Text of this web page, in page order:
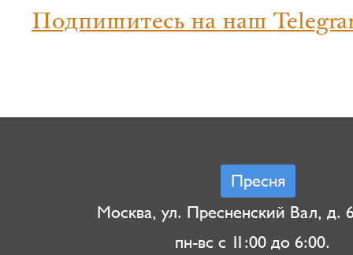
Подпишитесь на наш
Пресня
Москва, ул. Пресненский Вал, д.
пн-вс с 11:00 до 6:00.